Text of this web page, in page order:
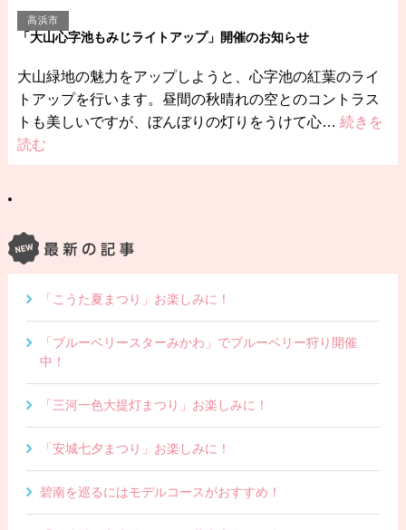
高浜市
「大山心字池もみじライトアップ」開催のお知らせ
大山緑地の魅力をアップしようと、心字池の紅葉のライ
トアップを行います。昼間の秋晴れの空とのコントラス
トも美しいですが、ぼんぼりの灯りをうけて心… 続きを
読む
「こうた夏まつり」お楽しみに！
「ブルーベリースターみかわ」でブルーベリー狩り開催
中！
「三河一色大提灯まつり」お楽しみに！
「安城七夕まつり」お楽しみに！
碧南を巡るにはモデルコースがおすすめ！